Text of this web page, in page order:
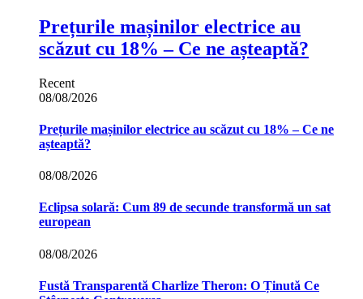
Prețurile mașinilor electrice au
scăzut cu 18% – Ce ne așteaptă?
Recent
08/08/2026
Prețurile mașinilor electrice au scăzut cu 18% – Ce ne
așteaptă?
08/08/2026
Eclipsa solară: Cum 89 de secunde transformă un sat
european
08/08/2026
Fustă Transparentă Charlize Theron: O Ținută Ce